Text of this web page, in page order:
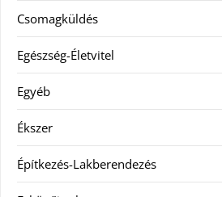
Csomagküldés
Egészség-Életvitel
Egyéb
Ékszer
Építkezés-Lakberendezés